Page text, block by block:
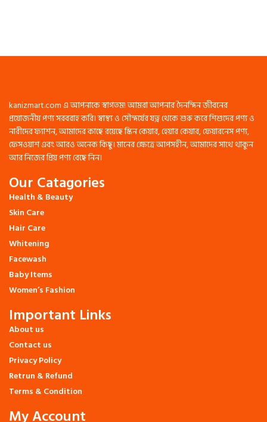
kanizmart.com এ আপনাকে স্বাগতম! আমরা আপনার দৈনন্দিন জীবনের
প্রয়োজনীয় পণ্য সরবরাহ করি। স্বাস্থ্য ও সৌন্দর্যের যত্ন থেকে শুরু করে শিশুদের পণ্য ও
নারীদের ফ্যাশন, আমাদের কাছে রয়েছে স্কিন কেয়ার, হেয়ার কেয়ার, ফেয়ারনেস পণ্য,
ফেসওয়াশ এবং আরও অনেক কিছু। মানের ক্ষেত্রে আপসহীন, আমাদের সাথে থাকুন
আর নিজের প্রিয় পণ্য বেছে নিন।
Our Catagories
Health & Beauty
Skin Care
Hair Care
Whitening
Facewash
Baby Items
Women’s Fashion
Important Links
About us
Contact us
Privacy Policy
Retrun & Refund
Terms & Condition
My Account